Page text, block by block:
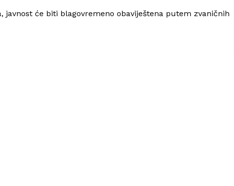
će biti blagovremeno obaviještena putem zvaničnih